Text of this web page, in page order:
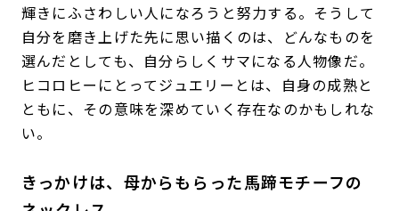
輝きにふさわしい人になろうと努力する。そうして
自分を磨き上げた先に思い描くのは、どんなものを
選んだとしても、自分らしくサマになる人物像だ。
ヒコロヒーにとってジュエリーとは、自身の成熟と
ともに、その意味を深めていく存在なのかもしれな
い。
きっかけは、母からもらった馬蹄モチーフの